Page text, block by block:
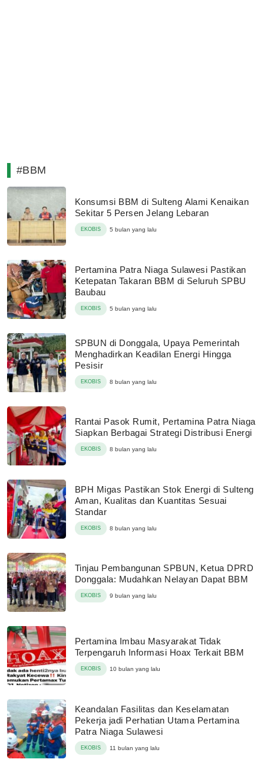
#BBM
Konsumsi BBM di Sulteng Alami Kenaikan
Sekitar 5 Persen Jelang Lebaran
EKOBIS 5 bulan yang lalu
Pertamina Patra Niaga Sulawesi Pastikan
Ketepatan Takaran BBM di Seluruh SPBU
Baubau
EKOBIS 5 bulan yang lalu
SPBUN di Donggala, Upaya Pemerintah
Menghadirkan Keadilan Energi Hingga
Pesisir
EKOBIS 8 bulan yang lalu
Rantai Pasok Rumit, Pertamina Patra Niaga
Siapkan Berbagai Strategi Distribusi Energi
EKOBIS 8 bulan yang lalu
BPH Migas Pastikan Stok Energi di Sulteng
Aman, Kualitas dan Kuantitas Sesuai
Standar
EKOBIS 8 bulan yang lalu
Tinjau Pembangunan SPBUN, Ketua DPRD
Donggala: Mudahkan Nelayan Dapat BBM
EKOBIS 9 bulan yang lalu
Pertamina Imbau Masyarakat Tidak
Terpengaruh Informasi Hoax Terkait BBM
EKOBIS 10 bulan yang lalu
Keandalan Fasilitas dan Keselamatan
Pekerja jadi Perhatian Utama Pertamina
Patra Niaga Sulawesi
EKOBIS 11 bulan yang lalu